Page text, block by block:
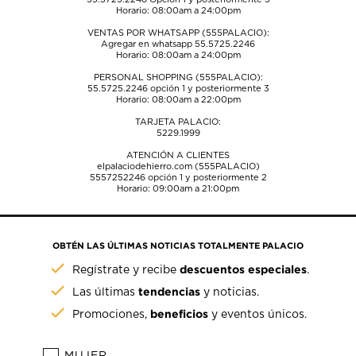
Horario: 08:00am a 24:00pm
VENTAS POR WHATSAPP (555PALACIO):
Agregar en whatsapp 55.5725.2246
Horario: 08:00am a 24:00pm
PERSONAL SHOPPING (555PALACIO):
55.5725.2246opción 1 y posteriormente 3
Horario: 08:00am a 22:00pm
TARJETA PALACIO:
5229.1999
ATENCIÓN A CLIENTES
elpalaciodehierro.com (555PALACIO)
5557252246opción 1 y posteriormente 2
Horario: 09:00am a 21:00pm
OBTÉN LAS ÚLTIMAS NOTICIAS TOTALMENTE PALACIO
Regístrate y recibedescuentos especiales.
Las últimastendencias y noticias.
Promociones, beneficios y eventos únicos.